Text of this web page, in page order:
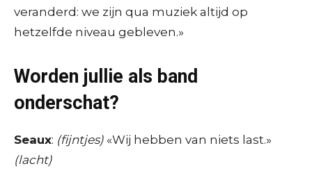
veranderd: we zijn qua muziek altijd op
hetzelfde niveau gebleven.»
Worden jullie als band
onderschat?
Seaux: (fijntjes) «Wij hebben van niets last.»
(lacht)